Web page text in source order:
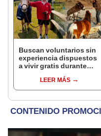
Buscan voluntarios sin
experiencia dispuestos
a vivir gratis durante
cuidar caballos, burros
y otros animales
LEER MÁS